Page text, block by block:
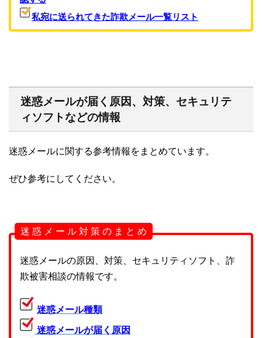
私宛に送られてきた詐欺メール一覧リスト
迷惑メールが届く原因、対策、セキュリテ
ィソフトなどの情報
迷惑メールに関する参考情報をまとめています。
ぜひ参考にしてください。
迷 惑 メ ー ル 対 策 の ま と め
迷惑メールの原因、対策、セキュリティソフト、詐
欺被害相談の情報です。
迷惑メール種類
迷惑メールが届く原因